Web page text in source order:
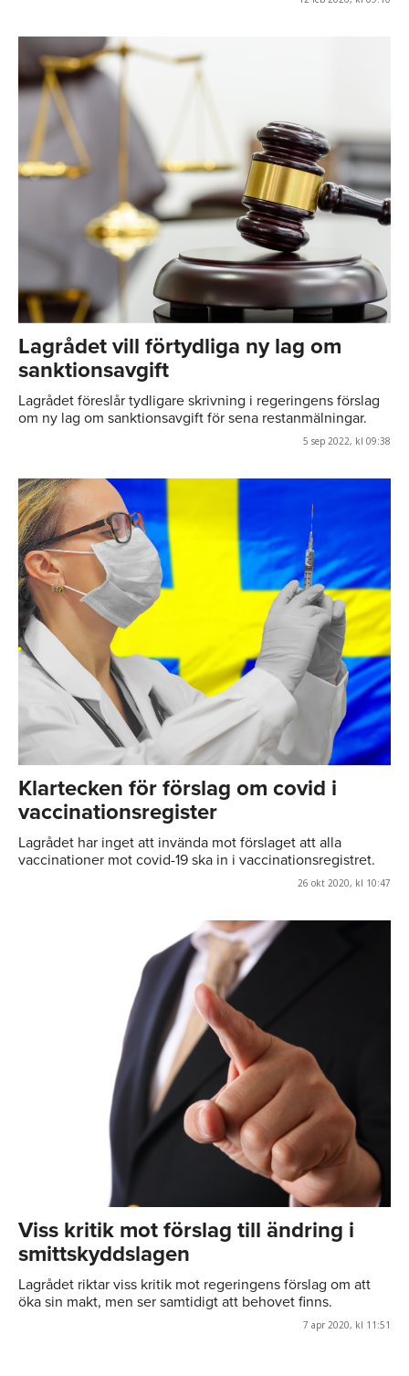
Lagrådet vill förtydliga ny lag om
sanktionsavgift
Lagrådet föreslår tydligare skrivning i regeringens förslag
om ny lag om sanktionsavgift för sena restanmälningar.
5 sep 2022, kl 09:38
Klartecken för förslag om covid i
vaccinationsregister
Lagrådet har inget att invända mot förslaget att alla
vaccinationer mot covid-19 ska in i vaccinationsregistret.
26 okt 2020, kl 10:47
Viss kritik mot förslag till ändring i
smittskyddslagen
Lagrådet riktar viss kritik mot regeringens förslag om att
öka sin makt, men ser samtidigt att behovet finns.
7 apr 2020, kl 11:51